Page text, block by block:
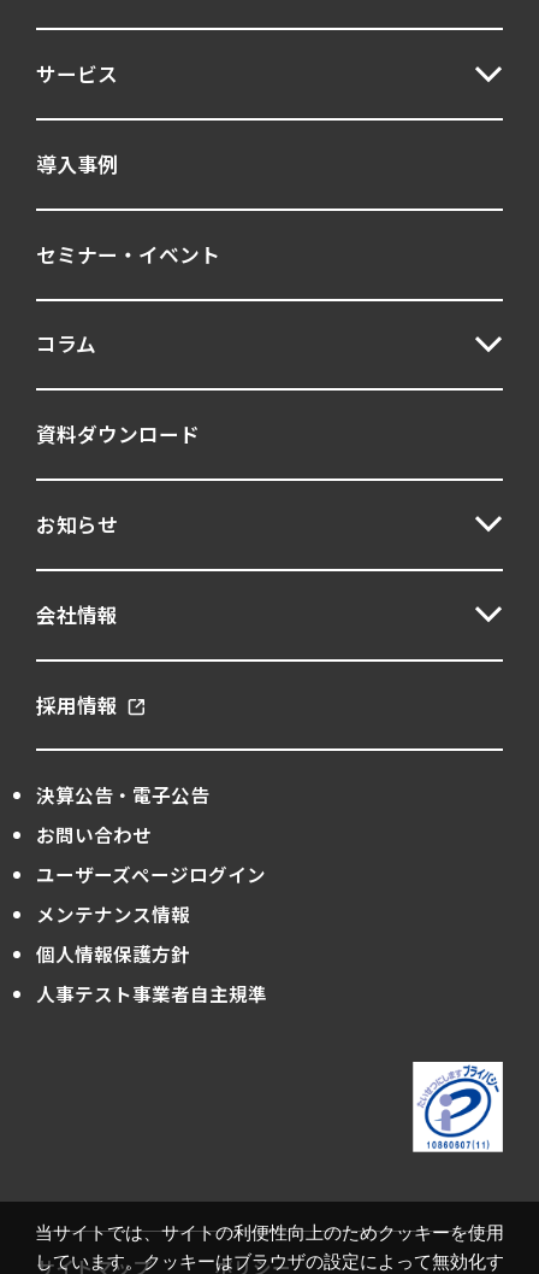
当サイトでは、サイトの利便性向上のためクッキーを使用
しています。クッキーはブラウザの設定によって無効化す
サービス
導入事例
セミナー・イベント
コラム
資料ダウンロード
お知らせ
会社情報
採用情報
決算公告・電子公告
お問い合わせ
ユーザーズページログイン
メンテナンス情報
個人情報保護方針
人事テスト事業者自主規準
サイトマップ ポリシー